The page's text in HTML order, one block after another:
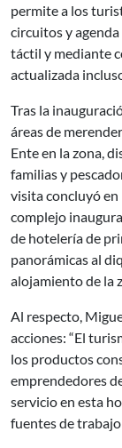
permite a los
circuitos y
táctil y mediante
actualizada
Tras la
áreas de
Ente en la zona,
familias y
visita concluyó en
complejo
de hotelería de
panorámicas al
alojamiento de la
Al respecto,
acciones: “El
los productos
emprendedores
servicio en esta
fuentes de trabajo